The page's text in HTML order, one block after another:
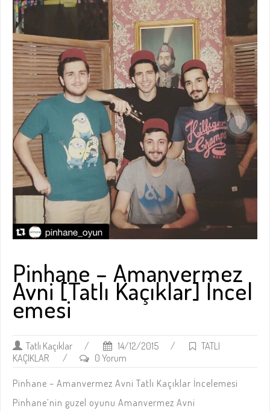
Pinhane – Amanvermez
Avni [Tatlı Kaçıklar] İncel
emesi
Tatlı Kaçıklar / 14/12/2015 /
TATLI
KAÇIKLAR
/ 0 Yorum
Pinhane – Amanvermez Avni Tatlı Kaçıklar İncelemesi
Pinhane’nin guzel oyunu Amanvermez Avni